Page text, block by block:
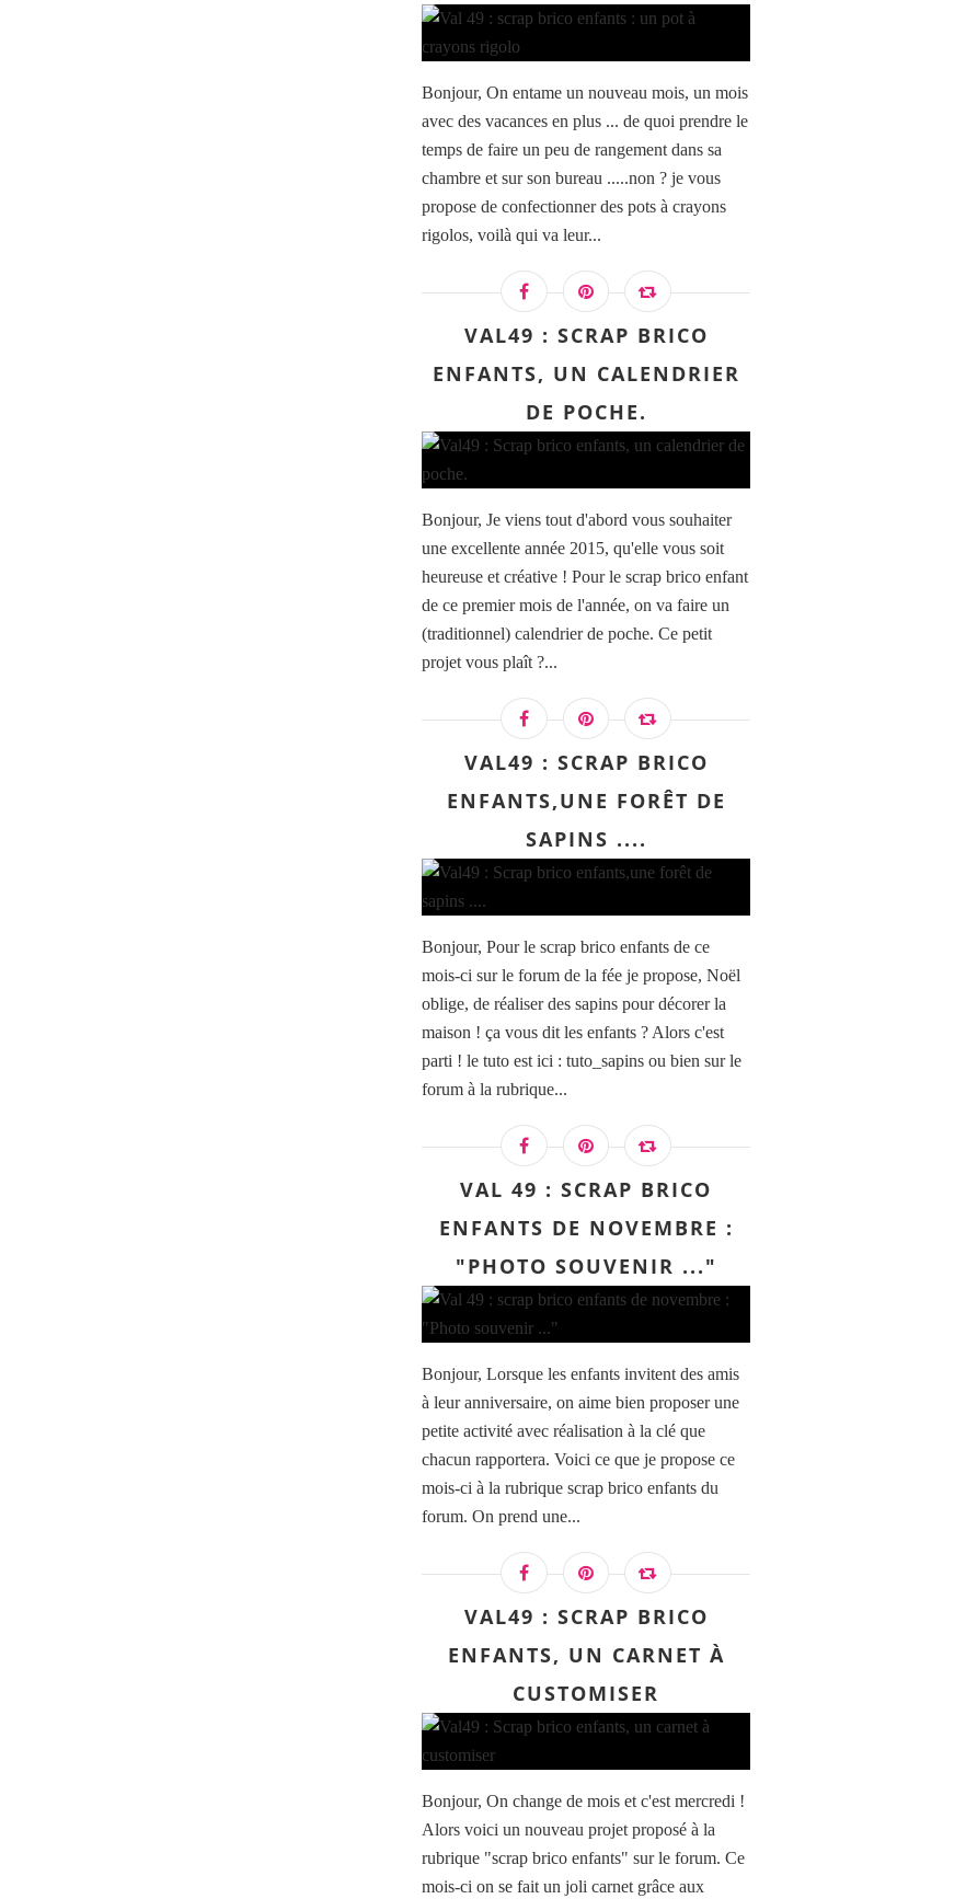
Bonjour, On entame un nouveau mois, un mois
avec des vacances en plus ... de quoi prendre le
temps de faire un peu de rangement dans sa
chambre et sur son bureau .....non ? je vous
propose de confectionner des pots à crayons
rigolos, voilà qui va leur...
VAL49 : SCRAP BRICO
ENFANTS, UN CALENDRIER
DE POCHE.
Bonjour, Je viens tout d'abord vous souhaiter
une excellente année 2015, qu'elle vous soit
heureuse et créative ! Pour le scrap brico enfant
de ce premier mois de l'année, on va faire un
(traditionnel) calendrier de poche. Ce petit
projet vous plaît ?...
VAL49 : SCRAP BRICO
ENFANTS,UNE FORÊT DE
SAPINS ....
Bonjour, Pour le scrap brico enfants de ce
mois-ci sur le forum de la fée je propose, Noël
oblige, de réaliser des sapins pour décorer la
maison ! ça vous dit les enfants ? Alors c'est
parti ! le tuto est ici : tuto_sapins ou bien sur le
forum à la rubrique...
VAL 49 : SCRAP BRICO
ENFANTS DE NOVEMBRE :
"PHOTO SOUVENIR ..."
Bonjour, Lorsque les enfants invitent des amis
à leur anniversaire, on aime bien proposer une
petite activité avec réalisation à la clé que
chacun rapportera. Voici ce que je propose ce
mois-ci à la rubrique scrap brico enfants du
forum. On prend une...
VAL49 : SCRAP BRICO
ENFANTS, UN CARNET À
CUSTOMISER
Bonjour, On change de mois et c'est mercredi !
Alors voici un nouveau projet proposé à la
rubrique "scrap brico enfants" sur le forum. Ce
mois-ci on se fait un joli carnet grâce aux